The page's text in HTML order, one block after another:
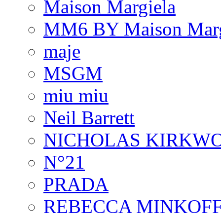
Maison Margiela
MM6 BY Maison
maje
MSGM
miu miu
Neil Barrett
NICHOLAS
N°21
PRADA
REBECCA